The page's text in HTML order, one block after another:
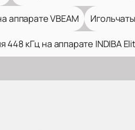
аппарате VBEAM
448 кГц на аппарате INDIBA